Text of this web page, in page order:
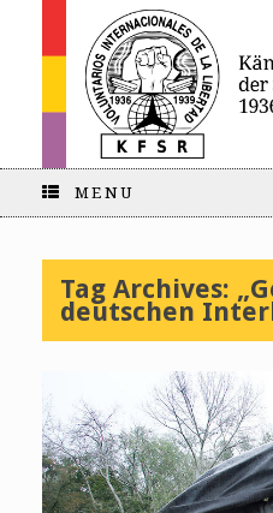
MENU
Tag Archives:
deutschen